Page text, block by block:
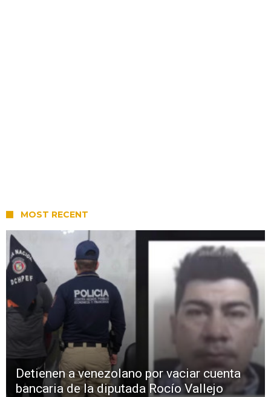
MOST RECENT
Detienen a venezolano por vaciar cuenta
bancaria de la diputada Rocío Vallejo